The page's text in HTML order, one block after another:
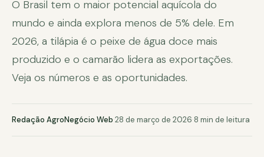
O Brasil tem o maior potencial aquícola do
mundo e ainda explora menos de 5% dele. Em
2026, a tilápia é o peixe de água doce mais
produzido e o camarão lidera as exportações.
Veja os números e as oportunidades.
Redação AgroNegócio Web·28 de março de 2026·8 min de leitura